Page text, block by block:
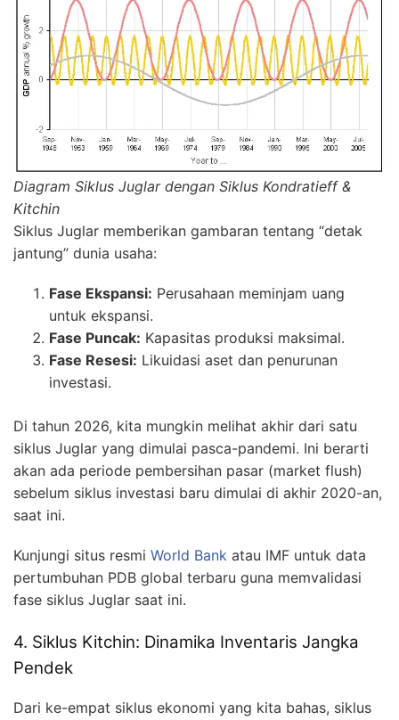
Diagram Siklus Juglar dengan Siklus Kondratieff &
Kitchin
Siklus Juglar memberikan gambaran tentang “detak
jantung” dunia usaha:
Fase Ekspansi: Perusahaan meminjam uang
untuk ekspansi.
Fase Puncak: Kapasitas produksi maksimal.
Fase Resesi: Likuidasi aset dan penurunan
investasi.
Di tahun 2026, kita mungkin melihat akhir dari satu
siklus Juglar yang dimulai pasca-pandemi. Ini berarti
akan ada periode pembersihan pasar (market flush)
sebelum siklus investasi baru dimulai di akhir 2020-an,
saat ini.
Kunjungi situs resmi World Bank atau IMF untuk data
pertumbuhan PDB global terbaru guna memvalidasi
fase siklus Juglar saat ini.
4. Siklus Kitchin: Dinamika Inventaris Jangka
Pendek
Dari ke-empat siklus ekonomi yang kita bahas, siklus